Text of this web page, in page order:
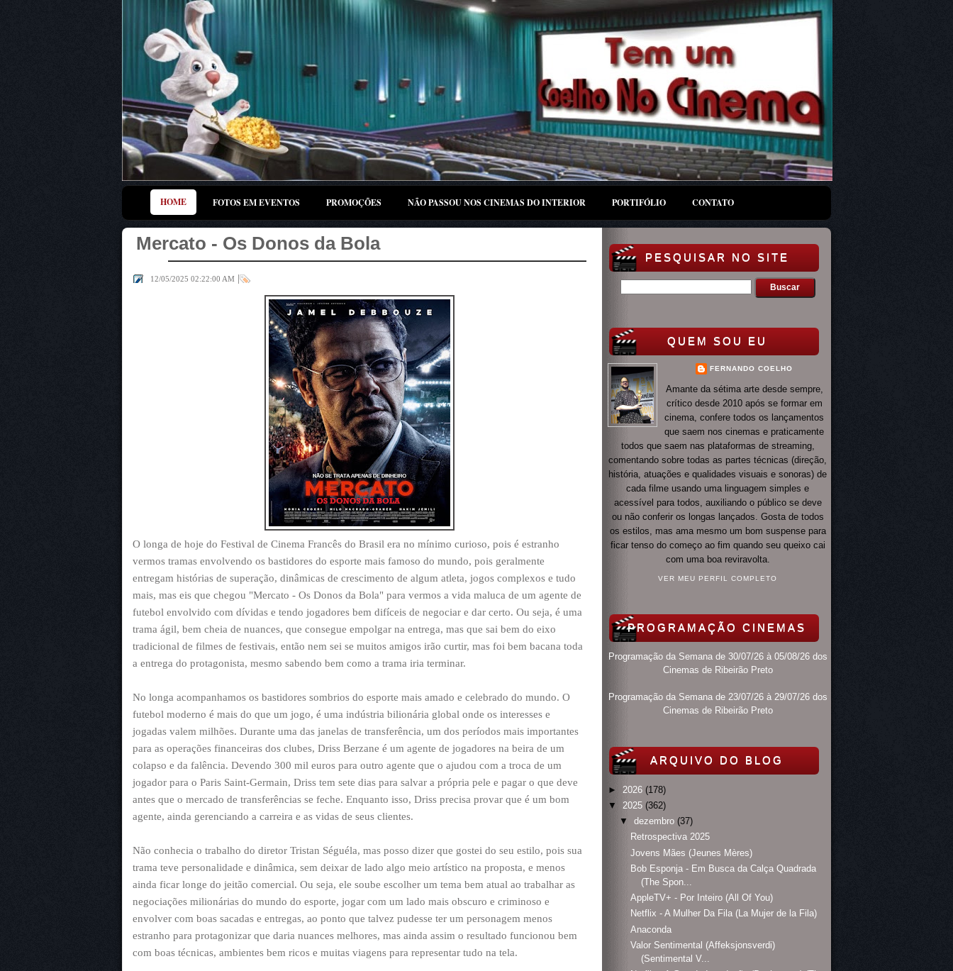
HOME FOTOS EM EVENTOS PROMOÇÕES NÃO PASSOU NOS CINEMAS DO INTERIOR PORTIFÓLIO CONTATO
Mercato - Os Donos da Bola
12/05/2025 02:22:00 AM |
O longa de hoje do Festival de Cinema Francês do Brasil era no mínimo curioso, pois é estranho
vermos tramas envolvendo os bastidores do esporte mais famoso do mundo, pois geralmente
entregam histórias de superação, dinâmicas de crescimento de algum atleta, jogos complexos e tudo
mais, mas eis que chegou "Mercato - Os Donos da Bola" para vermos a vida maluca de um agente de
futebol envolvido com dívidas e tendo jogadores bem difíceis de negociar e dar certo. Ou seja, é uma
trama ágil, bem cheia de nuances, que consegue empolgar na entrega, mas que sai bem do eixo
tradicional de filmes de festivais, então nem sei se muitos amigos irão curtir, mas foi bem bacana toda
a entrega do protagonista, mesmo sabendo bem como a trama iria terminar.
No longa acompanhamos os bastidores sombrios do esporte mais amado e celebrado do mundo. O
futebol moderno é mais do que um jogo, é uma indústria bilionária global onde os interesses e
jogadas valem milhões. Durante uma das janelas de transferência, um dos períodos mais importantes
para as operações financeiras dos clubes, Driss Berzane é um agente de jogadores na beira de um
colapso e da falência. Devendo 300 mil euros para outro agente que o ajudou com a troca de um
jogador para o Paris Saint-Germain, Driss tem sete dias para salvar a própria pele e pagar o que deve
antes que o mercado de transferências se feche. Enquanto isso, Driss precisa provar que é um bom
agente, ainda gerenciando a carreira e as vidas de seus clientes.
Não conhecia o trabalho do diretor Tristan Séguéla, mas posso dizer que gostei do seu estilo, pois sua
trama teve personalidade e dinâmica, sem deixar de lado algo meio artístico na proposta, e menos
ainda ficar longe do jeitão comercial. Ou seja, ele soube escolher um tema bem atual ao trabalhar as
negociações milionárias do mundo do esporte, jogar com um lado mais obscuro e criminoso e
envolver com boas sacadas e entregas, ao ponto que talvez pudesse ter um personagem menos
estranho para protagonizar que daria nuances melhores, mas ainda assim o resultado funcionou bem
com boas técnicas, ambientes bem ricos e muitas viagens para representar tudo na tela.
PESQUISAR NO SITE
QUEM SOU EU
FERNANDO COELHO
Amante da sétima arte desde sempre,
crítico desde 2010 após se formar em
cinema, confere todos os lançamentos
que saem nos cinemas e praticamente
todos que saem nas plataformas de streaming,
comentando sobre todas as partes técnicas (direção,
história, atuações e qualidades visuais e sonoras) de
cada filme usando uma linguagem simples e
acessível para todos, auxiliando o público se deve
ou não conferir os longas lançados. Gosta de todos
os estilos, mas ama mesmo um bom suspense para
ficar tenso do começo ao fim quando seu queixo cai
com uma boa reviravolta.
VER MEU PERFIL COMPLETO
PROGRAMAÇÃO CINEMAS
Programação da Semana de 30/07/26 à 05/08/26 dos
Cinemas de Ribeirão Preto
Programação da Semana de 23/07/26 à 29/07/26 dos
Cinemas de Ribeirão Preto
ARQUIVO DO BLOG
► 2026 (178)
▼
2025 (362)
▼
dezembro (37)
Retrospectiva 2025
Jovens Mães (Jeunes Mères)
Bob Esponja - Em Busca da Calça Quadrada
(The Spon...
AppleTV+ - Por Inteiro (All Of You)
Netflix - A Mulher Da Fila (La Mujer de la Fila)
Anaconda
Valor Sentimental (Affeksjonsverdi)
(Sentimental V...